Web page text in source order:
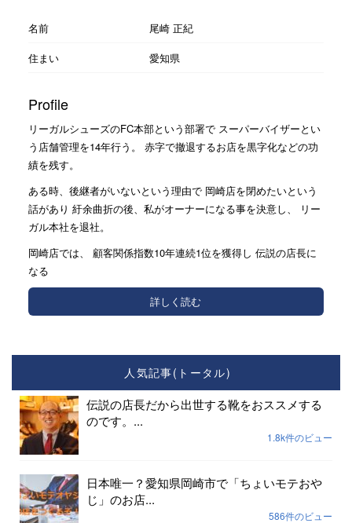
名前
尾崎 正紀
住まい
愛知県
Profile
リーガルシューズのFC本部という部署で スーパーバイザーとい
う店舗管理を14年行う。 赤字で撤退するお店を黒字化などの功
績を残す。
ある時、後継者がいないという理由で 岡崎店を閉めたいという
話があり 紆余曲折の後、私がオーナーになる事を決意し、 リー
ガル本社を退社。
岡崎店では、 顧客関係指数10年連続1位を獲得し 伝説の店長に
なる
詳しく読む
人気記事(トータル)
伝説の店長だから出世する靴をおススメする
のです。...
1.8k件のビュー
日本唯一？愛知県岡崎市で「ちょいモテおや
じ」のお店...
586件のビュー